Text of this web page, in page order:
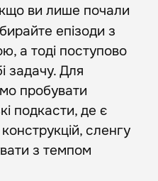
ви лише почали
епізоди з
а тоді поступово
задачу. Для
пробувати
подкасти, де є
сленгу
з темпом